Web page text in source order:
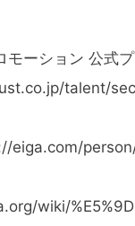
ーション 公式
talent/
eiga.com/
wiki/